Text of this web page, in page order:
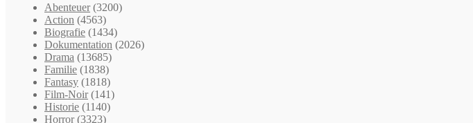
Abenteuer (3200)
Action (4563)
Biografie (1434)
Dokumentation (2026)
Drama (13685)
Familie (1838)
Fantasy (1818)
Film-Noir (141)
Historie (1140)
Horror (3323)